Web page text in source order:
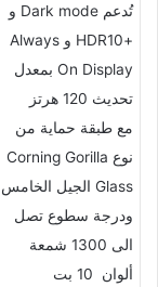
تُدعم Dark mode و
+HDR10 و Always
On Display بمعدل
تحديث 120 هرتز
مع طبقة حماية من
نوع Corning Gorilla
Glass الجيل الخامس
ودرجة سطوع تصل
الى 1300 شمعة
ألوان 10 بت